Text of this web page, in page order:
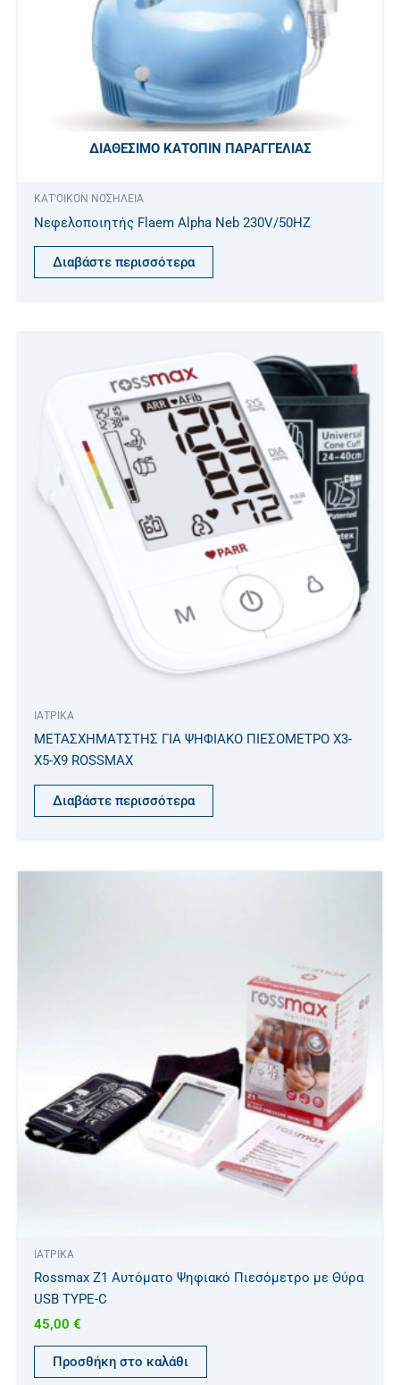
ΔΙΑΘΈΣΙΜΟ ΚΑΤΌΠΙΝ ΠΑΡΑΓΓΕΛΊΑΣ
ΚΑΤ'ΟΙΚΟΝ ΝΟΣΗΛΕΙΑ
Νεφελοποιητής Flaem Alpha Neb 230V/50HZ
Διαβάστε περισσότερα
ΙΑΤΡΙΚΑ
ΜΕΤΑΣΧΗΜΑΤΣΤΗΣ ΓΙΑ ΨΗΦΙΑΚΟ ΠΙΕΣOMETΡΟ Χ3-
X5-X9 ROSSMAX
Διαβάστε περισσότερα
ΙΑΤΡΙΚΑ
Rossmax Z1 Αυτόματο Ψηφιακό Πιεσόμετρο με Θύρα
USB TYPE-C
45,00 €
Προσθήκη στο καλάθι